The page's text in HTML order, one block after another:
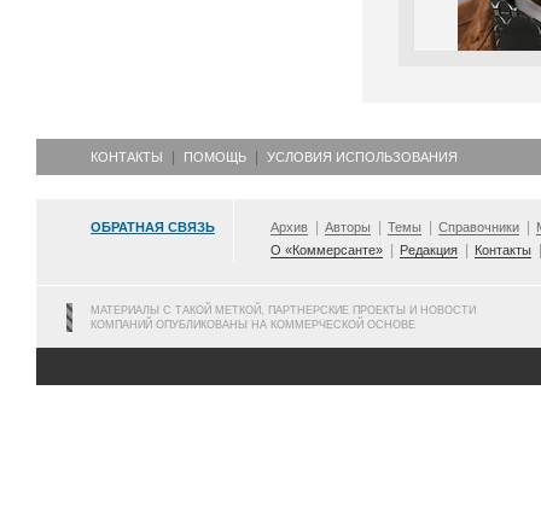
КОНТАКТЫ ПОМОЩЬ УСЛОВИЯ ИСПОЛЬЗОВАНИЯ
ОБРАТНАЯ СВЯЗЬ Архив Авторы Темы Справочники
О «Коммерсанте»
Редакция Контакты
МАТЕРИАЛЫ С ТАКОЙ МЕТКОЙ, ПАРТНЕРСКИЕ ПРОЕКТЫ И НОВОСТИ
КОМПАНИЙ ОПУБЛИКОВАНЫ НА КОММЕРЧЕСКОЙ ОСНОВЕ